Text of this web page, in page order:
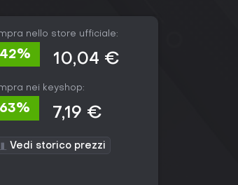
nello store ufficiale:
10,04 €
nei keyshop:
7,19 €
Vedi storico prezzi